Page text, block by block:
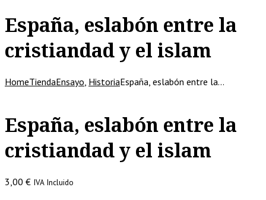
España, eslabón entre la
cristiandad y el islam
HomeTiendaEnsayo HistoriaEspaña, eslabón entre la…
España, eslabón entre la
cristiandad y el islam
3,00 € IVA Incluido